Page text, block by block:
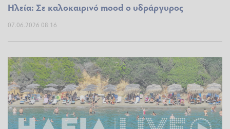
Ηλεία: Σε καλοκαιρινό mood ο υδράργυρος
07.06.2026 08:16